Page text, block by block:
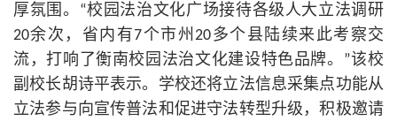
厚氛围。“校园法治文化广场接待各级人大立法调研
20余次，省内有7个市州20多个县陆续来此考察交
流，打响了衡南校园法治文化建设特色品牌。”该校
副校长胡诗平表示。学校还将立法信息采集点功能从
立法参与向宣传普法和促进守法转型升级，积极邀请